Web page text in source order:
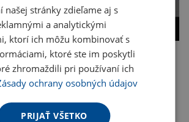
našej stránky zdieľame aj s
a analytickými
ktorí ich môžu kombinovať s
ktoré ste im poskytli
zhromaždili pri používaní ich
ochrany osobných údajov
PRIJAŤ VŠETKO